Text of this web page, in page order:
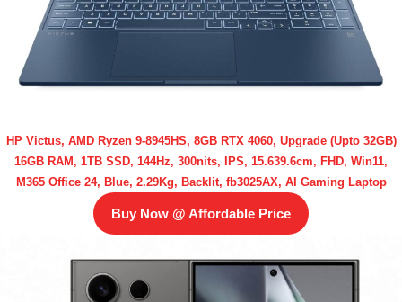
HP Victus, AMD Ryzen 9-8945HS, 8GB RTX 4060, Upgrade (Upto 32GB)
16GB RAM, 1TB SSD, 144Hz, 300nits, IPS, 15.639.6cm, FHD, Win11,
M365 Office 24, Blue, 2.29Kg, Backlit, fb3025AX, AI Gaming Laptop
Buy Now @ Affordable Price